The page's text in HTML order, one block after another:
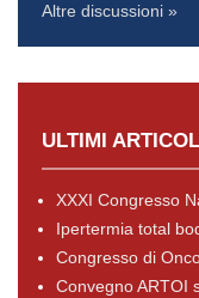
Altre discussioni »
ULTIMI
XXXI Congresso
Ipertermia total
Congresso di
Convegno ARTOI